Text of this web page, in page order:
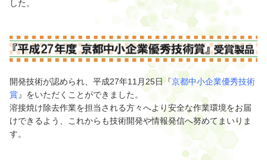
した。
開発技術が認められ、平成27年11月25日『京都中小企業優秀技術
賞』をいただくことができました。
溶接焼け除去作業を担当される方々へより安全な作業環境をお届
けできるよう、これからも技術開発や情報発信へ努めてまいりま
す。